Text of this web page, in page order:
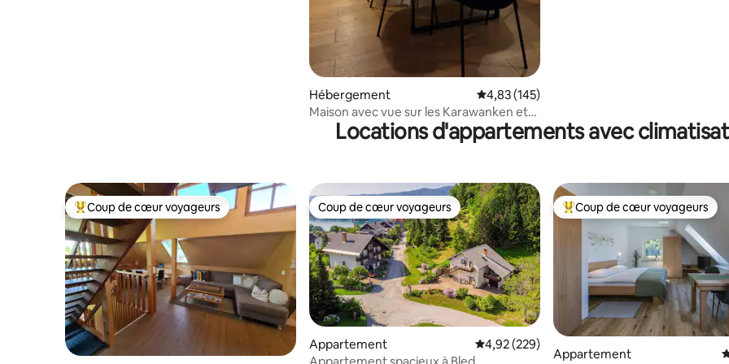
Hébergement Évaluation moyenne sur la base de 145
4,83 (145)
Maison avec vue sur les Karawanken et
terrasseLocations d'appartements avec
Coups de cœur voyageurs les plus appréciés
Coup de cœur voyageurs Coup de cœur voyageurs
Coup de cœur voyageurs
Appartement Évaluation moyenne sur la base de 229
4,92 (229)
Coups de cœur voyageurs les
Coup de cœur voyageurs
Appartement